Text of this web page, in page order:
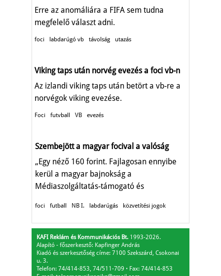
Erre az anomáliára a FIFA sem tudna
megfelelő választ adni.
foci labdarúgó vb távolság utazás
Viking taps után norvég evezés a foci vb-n
Az izlandi viking taps után betört a vb-re a
norvégok viking evezése.
Foci futvball VB evezés
Szembejött a magyar focival a valóság
„Egy néző 160 forint. Fajlagosan ennyibe
kerül a magyar bajnokság a
Médiaszolgáltatás-támogató és
foci futball NB I. labdarúgás közvetítési jogok
KAFI Reklám és Kommunikációs Bt. 1993-2026.
Alapító - főszerkesztő: Kapfinger András
Kiadó és szerkesztőség címe: 7100 Szekszárd, Csokonai
u. 3.
Telefon: 74/414-853, 74/511-709 ⋅ Fax: 74/414-853